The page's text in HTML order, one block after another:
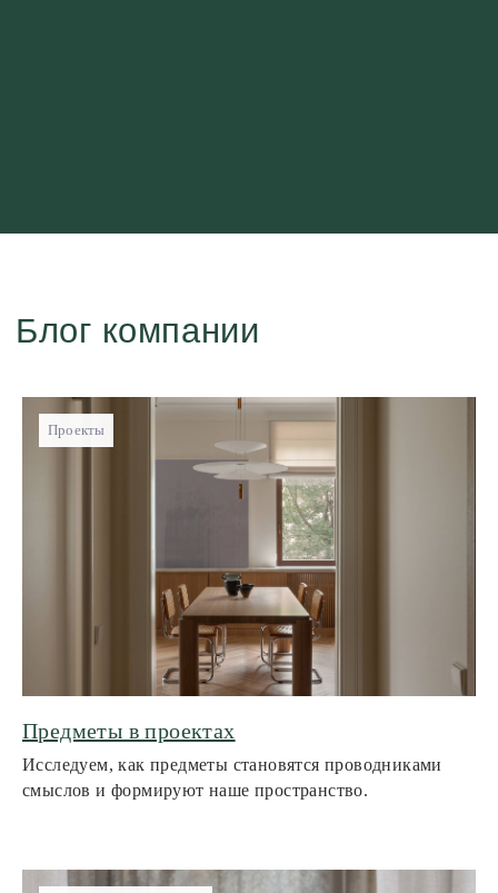
Блог компании
Проекты
Предметы в проектах
Исследуем, как предметы становятся проводниками
смыслов и формируют наше пространство.